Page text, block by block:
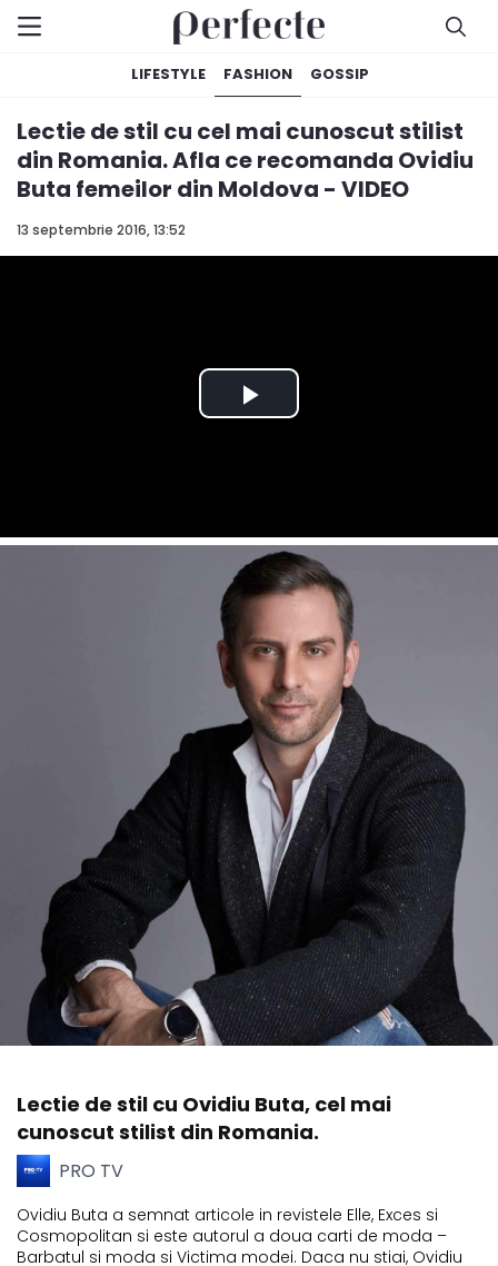
LIFESTYLE FASHION GOSSIP
13 septembrie 2016, 13:52
Lectie de stil cu cel mai cunoscut stilist
din Romania. Afla ce recomanda Ovidiu
Buta femeilor din Moldova - VIDEO
Lectie de stil cu Ovidiu Buta, cel mai
cunoscut stilist din Romania.
PRO TV
Ovidiu Buta a semnat articole in revistele Elle, Exces si
Cosmopolitan si este autorul a doua carti de moda –
Barbatul si moda si Victima modei. Daca nu stiai, Ovidiu